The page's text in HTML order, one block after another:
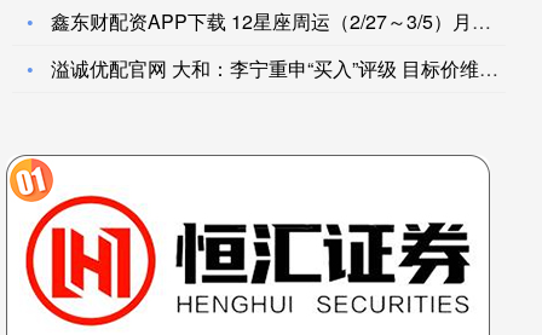
鑫东财配资APP下载 12星座周运（2/27～3/5）月食发
溢诚优配官网 大和：李宁重申“买入”评级 目标价维持27港元